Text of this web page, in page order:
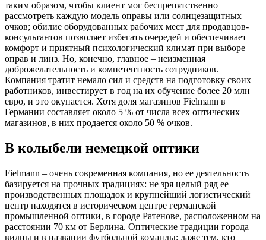
таким образом, чтобы клиент мог беспрепятственно
рассмотреть каждую модель оправы или солнцезащитных
очков; обилие оборудованных рабочих мест для продавцов-
консультантов позволяет избегать очередей и обеспечивает
комфорт и приятный психологический климат при выборе
оправ и линз. Но, конечно, главное – неизменная
доброжелательность и компетентность сотрудников.
Компания тратит немало сил и средств на подготовку своих
работников, инвестирует в год на их обучение более 20 млн
евро, и это окупается. Хотя доля магазинов Fielmann в
Германии составляет около 5 % от числа всех оптических
магазинов, в них продается около 50 % очков.
В колыбели немецкой оптики
Fielmann – очень современная компания, но ее деятельность
базируется на прочных традициях: не зря целый ряд ее
производственных площадок и крупнейший логистический
центр находятся в историческом центре германской
промышленной оптики, в городе Ратенове, расположенном на
расстоянии 70 км от Берлина. Оптические традиции города
видны и в названии футбольной команды: даже тем, кто